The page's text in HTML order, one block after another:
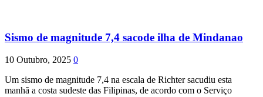
Sismo de magnitude 7,4 sacode ilha de Mindanao
10 Outubro, 2025 0
Um sismo de magnitude 7,4 na escala de Richter sacudiu esta
manhã a costa sudeste das Filipinas, de acordo com o Serviço